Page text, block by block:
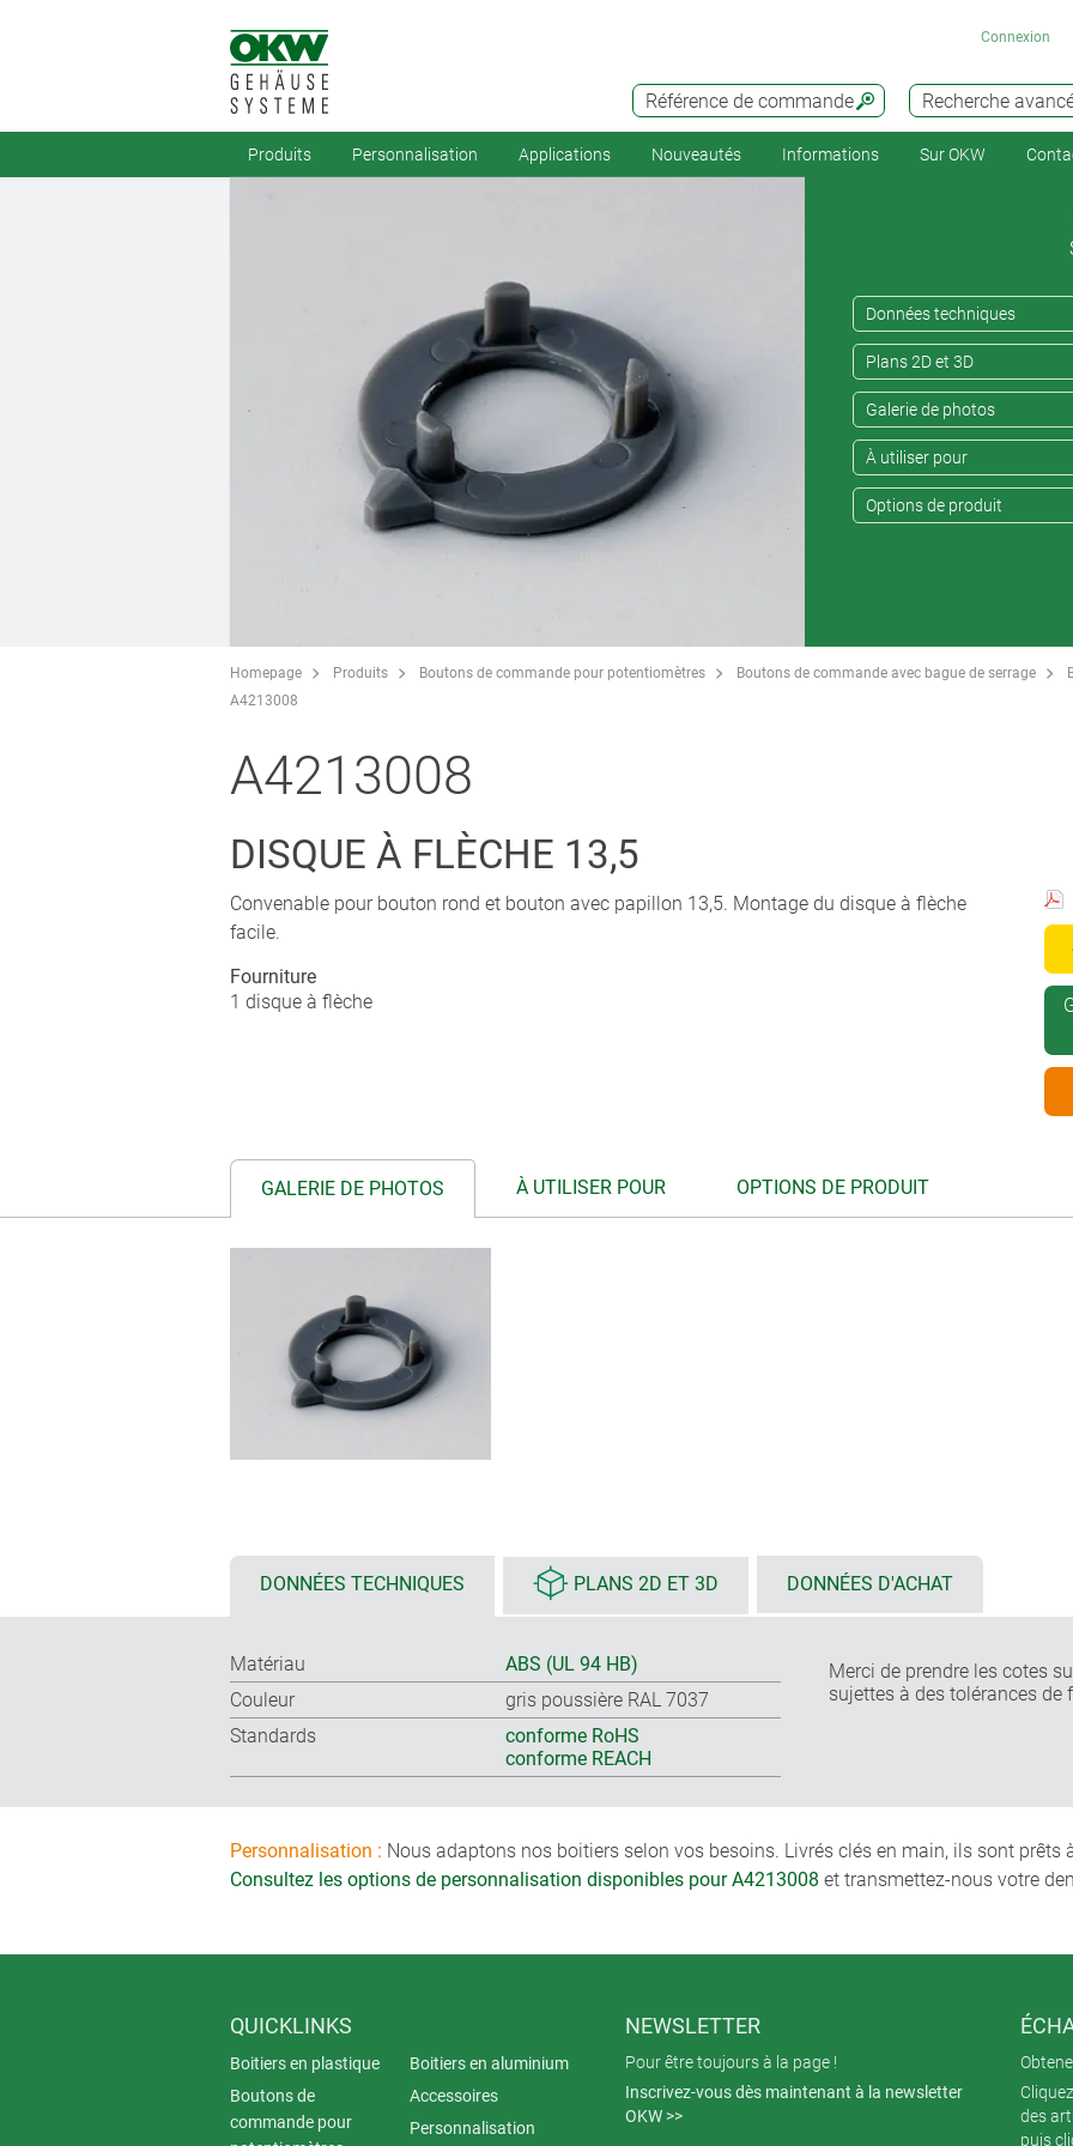
Recherche
Référence de commande
Connexion
Produits Personnalisation Applications Nouveautés Informations Sur OKW
Données techniques
Plans 2D et 3D
Galerie de photos
À utiliser pour
Options de produit
Homepage Produits Boutons de commande pour potentiomètres Boutons de commande avec bague de serrage
A4213008
A4213008
DISQUE À FLÈCHE 13,5
Convenable pour bouton rond et bouton avec papillon 13,5. Montage du disque à flèche
facile.
Fourniture
1 disque à flèche
GALERIE DE PHOTOS À UTILISER POUR OPTIONS DE PRODUIT
DONNÉES TECHNIQUES PLANS 2D ET 3D DONNÉES D'ACHAT
Matériau
ABS (UL 94 HB)
Couleur
gris poussière RAL 7037
Standards
conforme RoHS
conforme REACH
Merci de prendre les cotes
sujettes à des tolérances
Personnalisation : Nous adaptons nos boitiers selon vos besoins. Livrés clés en main, ils sont prêts
Consultez les options de personnalisation disponibles pour A4213008 et transmettez-nous votre
QUICKLINKS
Boitiers en plastique
Boitiers en aluminium
Boutons de
commande pour
Accessoires
Personnalisation
NEWSLETTER
Pour être toujours à la page !
Inscrivez-vous dès maintenant à la newsletter
OKW >>
des
puis